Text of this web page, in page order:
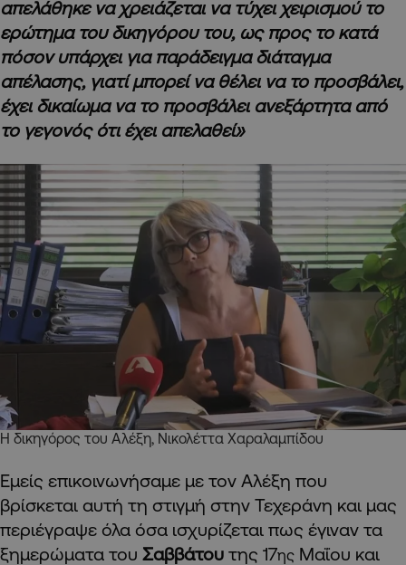
απελάθηκε να χρειάζεται να τύχει χειρισμού το
ερώτημα του δικηγόρου του, ως προς το κατά
πόσον υπάρχει για παράδειγμα διάταγμα
απέλασης, γιατί μπορεί να θέλει να το προσβάλει,
έχει δικαίωμα να το προσβάλει ανεξάρτητα από
το γεγονός ότι έχει απελαθεί»
Η δικηγόρος του Αλέξη, Νικολέττα Χαραλαμπίδου
Εμείς επικοινωνήσαμε με τον Αλέξη που
βρίσκεται αυτή τη στιγμή στην Τεχεράνη και μας
περιέγραψε όλα όσα ισχυρίζεται πως έγιναν τα
ξημερώματα του Σαββάτου της 17ης Μαΐου και